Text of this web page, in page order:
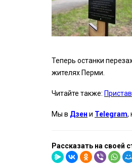
Теперь останки
жителях Перми.
Читайте также:
Мы в Дзен и Telegram,
Рассказать на своей